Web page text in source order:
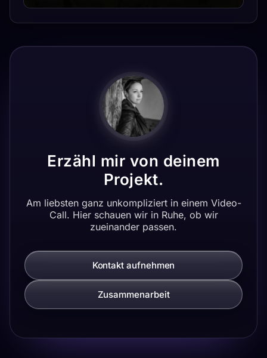
Erzähl mir von deinem
Projekt.
Am liebsten ganz unkompliziert in einem Video-
Call. Hier schauen wir in Ruhe, ob wir
zueinander passen.
Kontakt aufnehmen
Zusammenarbeit